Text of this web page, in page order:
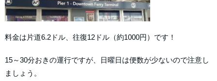
料金は片道6.2ドル、往復12ドル（約1000円）です！
15～30分おきの運行ですが、日曜日は便数が少ないので注意し
ましょう。